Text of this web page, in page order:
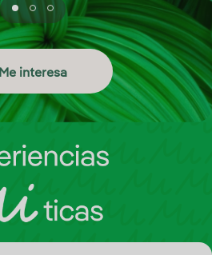
Me interesa